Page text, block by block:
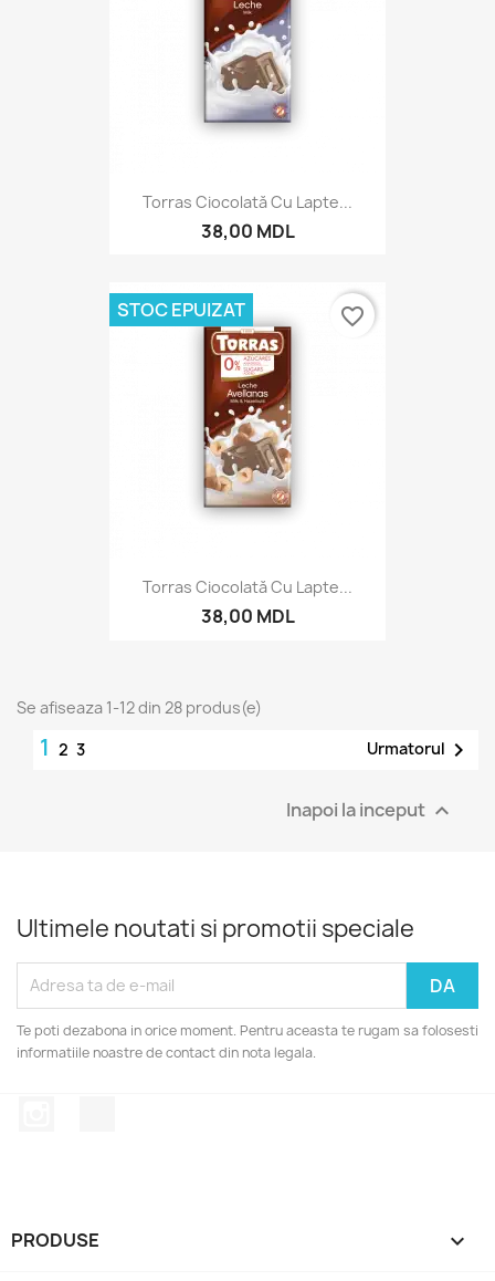
Torras Ciocolată Cu Lapte...
38,00 MDL
Torras Ciocolată Cu Lapte...
38,00 MDL
STOC EPUIZAT favorite_border
Se afiseaza 1-12 din 28 produs(e)
1 2 3 Urmatorul 
Inapoi la inceput 
Ultimele noutati si promotii speciale
Te poti dezabona in orice moment. Pentru aceasta te rugam sa folosesti
informatiile noastre de contact din nota legala.
PRODUSE 